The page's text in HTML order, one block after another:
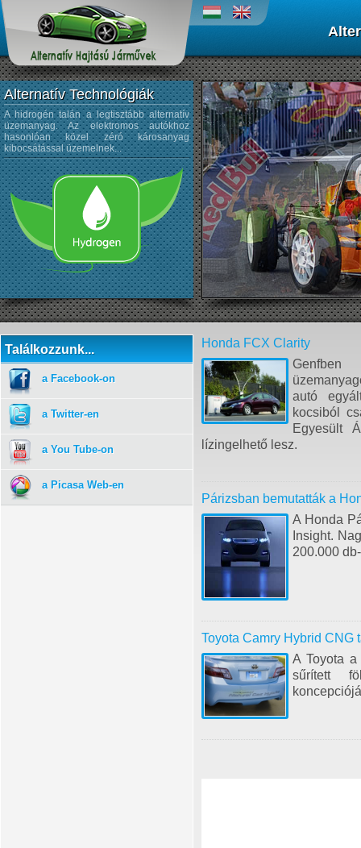
Alternatív Technológiák
A hidrogén talán a legtisztább alternatív
üzemanyag. Az elektromos autókhoz
hasonlóan közel zéró károsanyag
kibocsátással üzemelnek...
A napenergiát az
kezdték alkalmazni, és az
sem újdonság a napelemek
Találkozzunk...
a Facebook-on
a Twitter-en
a You Tube-on
a Picasa Web-en
Honda FCX Clarity
autó
kocsiból
Egyesült
lízingelhető lesz.
Párizsban bemutatták a
A Honda
Insight.
200.000
Toyota Camry Hybrid CNG
A Toyota
sűrített